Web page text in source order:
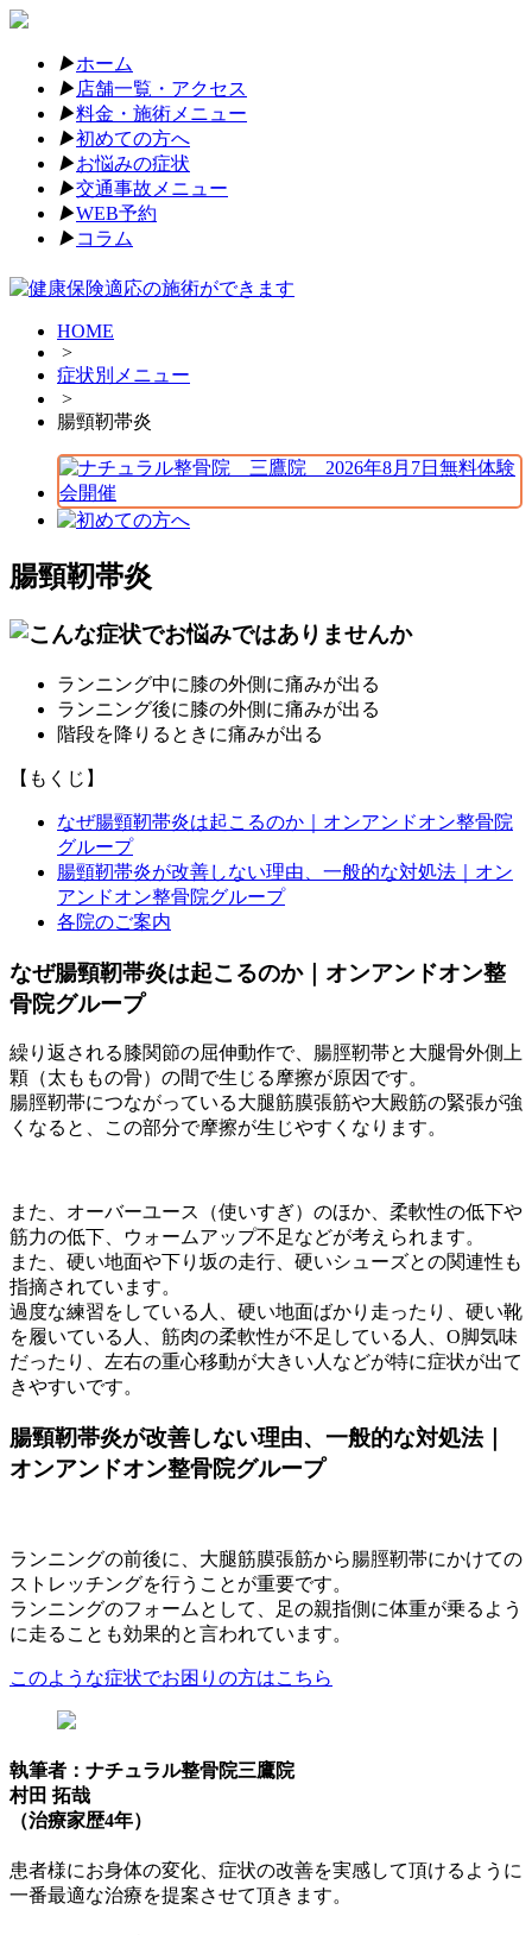
▶︎ホーム
▶︎店舗一覧・アクセス
▶︎料金・施術メニュー
▶︎初めての方へ
▶︎お悩みの症状
▶︎交通事故メニュー
▶︎WEB予約
▶︎コラム
HOME
>
症状別メニュー
>
腸頸靭帯炎
腸頸靭帯炎
ランニング中に膝の外側に痛みが出る
ランニング後に膝の外側に痛みが出る
階段を降りるときに痛みが出る
【もくじ】
なぜ腸頸靭帯炎は起こるのか｜オンアンドオン整骨院
グループ
腸頸靭帯炎が改善しない理由、一般的な対処法｜オン
アンドオン整骨院グループ
各院のご案内
なぜ腸頸靭帯炎は起こるのか｜オンアンドオン整
骨院グループ
繰り返される膝関節の屈伸動作で、腸脛靭帯と大腿骨外側上
顆（太ももの骨）の間で生じる摩擦が原因です。
腸脛靭帯につながっている大腿筋膜張筋や大殿筋の緊張が強
くなると、この部分で摩擦が生じやすくなります。
また、オーバーユース（使いすぎ）のほか、柔軟性の低下や
筋力の低下、ウォームアップ不足などが考えられます。
また、硬い地面や下り坂の走行、硬いシューズとの関連性も
指摘されています。
過度な練習をしている人、硬い地面ばかり走ったり、硬い靴
を履いている人、筋肉の柔軟性が不足している人、O脚気味
だったり、左右の重心移動が大きい人などが特に症状が出て
きやすいです。
腸頸靭帯炎が改善しない理由、一般的な対処法｜
オンアンドオン整骨院グループ
ランニングの前後に、大腿筋膜張筋から腸脛靭帯にかけての
ストレッチングを行うことが重要です。
ランニングのフォームとして、足の親指側に体重が乗るよう
に走ることも効果的と言われています。
このような症状でお困りの方はこちら
執筆者：ナチュラル整骨院三鷹院
村田 拓哉
（治療家歴4年）
患者様にお身体の変化、症状の改善を実感して頂けるように
一番最適な治療を提案させて頂きます。